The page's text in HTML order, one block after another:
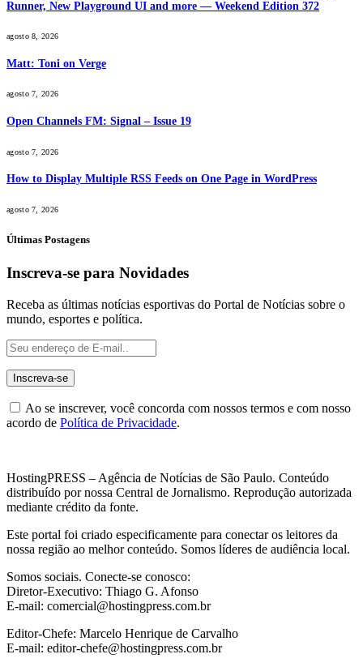
Runner, New Playground UI and more — Weekend Edition 372
agosto 8, 2026
Matt: Toni on Verge
agosto 7, 2026
Open Channels FM: Signal – Issue 19
agosto 7, 2026
How to Display Multiple RSS Feeds on One Page in WordPress
agosto 7, 2026
Últimas Postagens
Inscreva-se para Novidades
Receba as últimas notícias esportivas do Portal de Notícias sobre o
mundo, esportes e política.
Ao se inscrever, você concorda com nossos termos e com nosso
acordo de Política de Privacidade.
HostingPRESS – Agência de Notícias de São Paulo. Conteúdo
distribuído por nossa Central de Jornalismo. Reprodução autorizada
mediante crédito da fonte.
Este portal foi criado especificamente para conectar os leitores da
nossa região ao melhor conteúdo. Somos líderes de audiência local.
Somos sociais. Conecte-se conosco:
Diretor-Executivo: Thiago G. Afonso
E-mail: comercial@hostingpress.com.br
Editor-Chefe: Marcelo Henrique de Carvalho
E-mail: editor-chefe@hostingpress.com.br